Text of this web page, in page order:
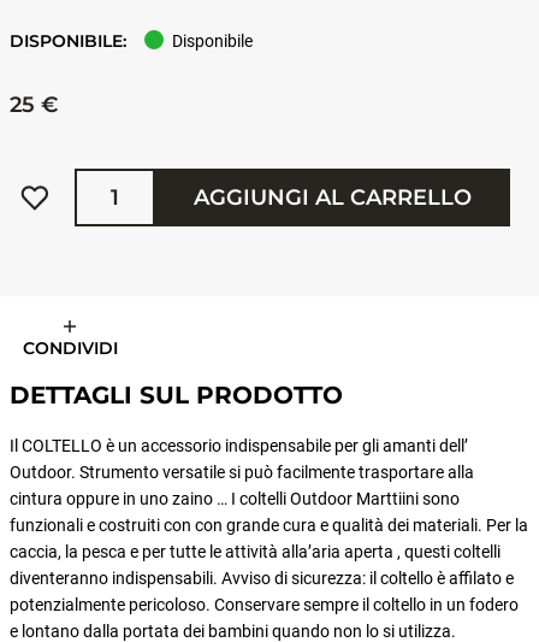
DISPONIBILE: Disponibile
25 €
Quantità
AGGIUNGI AL CARRELLO
CONDIVIDI
DETTAGLI SUL PRODOTTO
Il COLTELLO è un accessorio indispensabile per gli amanti dell’
Outdoor. Strumento versatile si può facilmente trasportare alla
cintura oppure in uno zaino … I coltelli Outdoor Marttiini sono
funzionali e costruiti con con grande cura e qualità dei materiali. Per la
caccia, la pesca e per tutte le attività alla’aria aperta , questi coltelli
diventeranno indispensabili. Avviso di sicurezza: il coltello è affilato e
potenzialmente pericoloso. Conservare sempre il coltello in un fodero
e lontano dalla portata dei bambini quando non lo si utilizza.